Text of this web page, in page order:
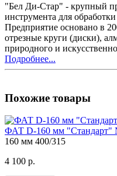
"Бел Ди-Стар" - крупный
инструмента для
Предприятие основано в
отрезные круги (диски),
природного и
Подробнее...
Похожие товары
ФАТ D-160 мм "Стандарт"
160 мм 400/315
4 100 р.